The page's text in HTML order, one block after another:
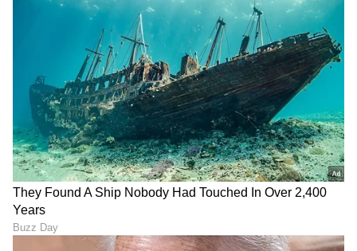
6
6